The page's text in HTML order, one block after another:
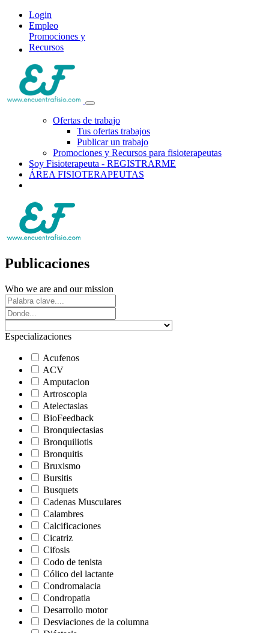
Login
Empleo
Promociones y
Recursos
Ofertas de trabajo
Tus ofertas trabajos
Publicar un trabajo
Promociones y Recursos para fisioterapeutas
Soy Fisioterapeuta - REGISTRARME
ÁREA FISIOTERAPEUTAS
Publicaciones
Who we are and our mission
Especializaciones
Acufenos
ACV
Amputacion
Artroscopia
Atelectasias
BioFeedback
Bronquiectasias
Bronquiliotis
Bronquitis
Bruxismo
Bursitis
Busquets
Cadenas Musculares
Calambres
Calcificaciones
Cicatriz
Cifosis
Codo de tenista
Cólico del lactante
Condromalacia
Condropatia
Desarrollo motor
Desviaciones de la columna